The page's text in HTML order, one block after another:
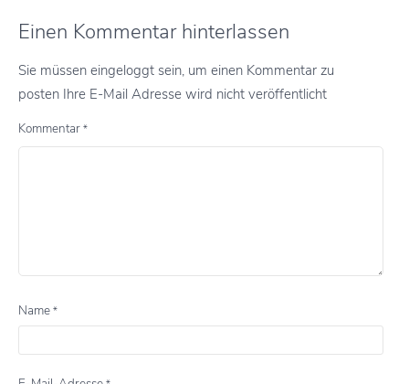
Einen Kommentar hinterlassen
Sie müssen eingeloggt sein, um einen Kommentar zu
posten Ihre E-Mail Adresse wird nicht veröffentlicht
Kommentar *
Name *